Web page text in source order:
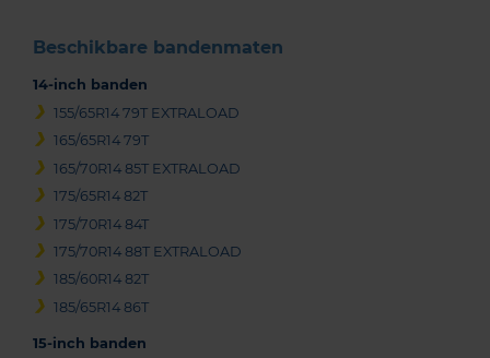
Beschikbare bandenmaten
14-inch banden
155/65R14 79T EXTRALOAD
165/65R14 79T
165/70R14 85T EXTRALOAD
175/65R14 82T
175/70R14 84T
175/70R14 88T EXTRALOAD
185/60R14 82T
185/65R14 86T
15-inch banden